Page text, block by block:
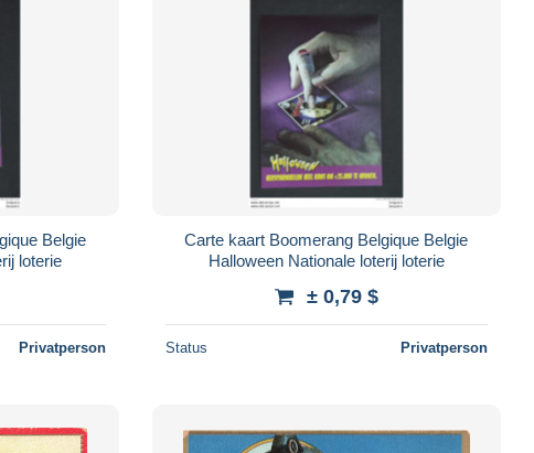
Belgie
loterie
Privatperson
Carte kaart Boomerang Belgique Belgie
Halloween Nationale loterij loterie
± 0,79 $
Status Privatperson